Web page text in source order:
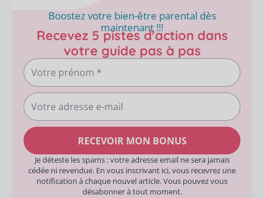
Boostez votre bien-être parental dès
maintenant !!!
Recevez 5 pistes d'action dans
votre guide pas à pas
Votre
prénom
Votre
adresse
e-
mail
RECEVOIR MON BONUS
Je déteste les spams : votre adresse email ne sera jamais
cédée ni revendue. En vous inscrivant ici, vous recevrez une
notification à chaque nouvel article. Vous pouvez vous
désabonner à tout moment.